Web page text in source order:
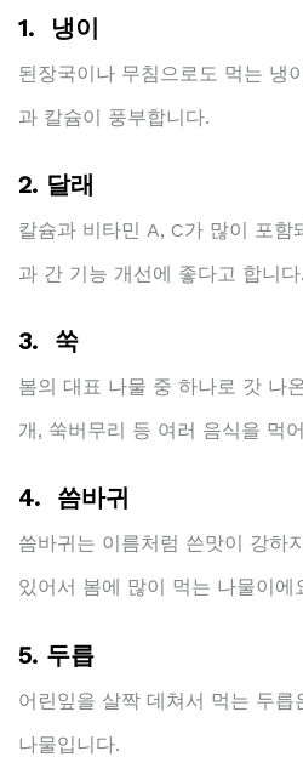
1. 냉이
된장국이나 무침으로도 먹는 냉
과 칼슘이 풍부합니다.
2. 달래
칼슘과 비타민 A, C가 많이 포함
과 간 기능 개선에 좋다고 합니다.
3. 쑥
봄의 대표 나물 중 하나로 갓 나
개, 쑥버무리 등 여러 음식을 먹
4. 씀바귀
씀바귀는 이름처럼 쓴맛이 강하
있어서 봄에 많이 먹는 나물이에
5. 두릅
어린잎을 살짝 데쳐서 먹는 두
나물입니다.